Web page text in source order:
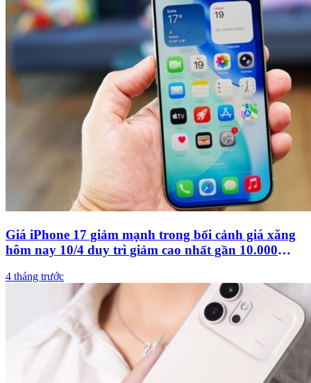
Giá iPhone 17 giảm mạnh trong bối cảnh giá xăng
hôm nay 10/4 duy trì giảm cao nhất gần 10.000
4 tháng trước